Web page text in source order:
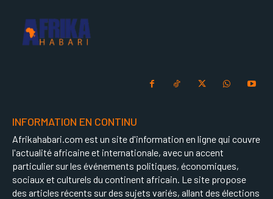
INFORMATION EN CONTINU
Afrikahabari.com est un site d'information en ligne qui couvre
l'actualité africaine et internationale, avec un accent
particulier sur les événements politiques, économiques,
sociaux et culturels du continent africain. Le site propose
des articles récents sur des sujets variés, allant des élections